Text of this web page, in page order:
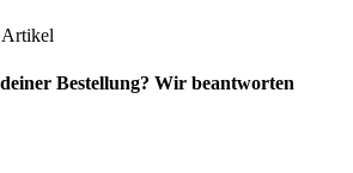
Artikel
Bestellung? Wir beantworten